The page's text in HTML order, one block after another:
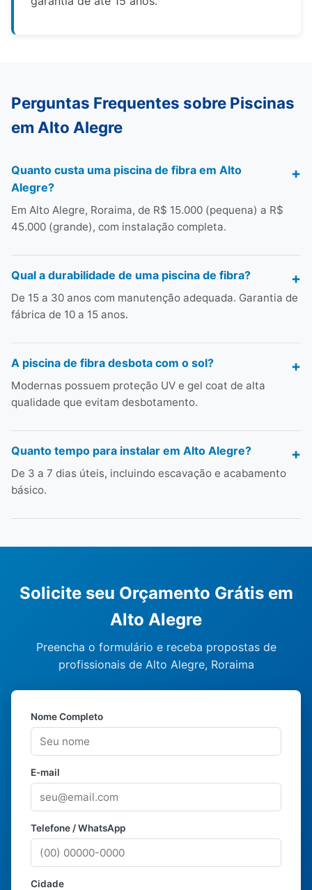
Perguntas Frequentes sobre Piscinas
em Alto Alegre
Quanto custa uma piscina de fibra em Alto
Alegre?
Em Alto Alegre, Roraima, de R$ 15.000 (pequena) a R$
45.000 (grande), com instalação completa.
Qual a durabilidade de uma piscina de fibra?
De 15 a 30 anos com manutenção adequada. Garantia de
fábrica de 10 a 15 anos.
A piscina de fibra desbota com o sol?
Modernas possuem proteção UV e gel coat de alta
qualidade que evitam desbotamento.
Quanto tempo para instalar em Alto Alegre?
De 3 a 7 dias úteis, incluindo escavação e acabamento
básico.
Solicite seu Orçamento Grátis em
Alto Alegre
Preencha o formulário e receba propostas de
profissionais de Alto Alegre, Roraima
Nome Completo
E-mail
Telefone / WhatsApp
Cidade